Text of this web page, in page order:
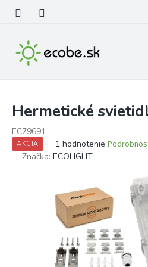
obsah
Hermetické
EC79691
AKCIA
Priemerné
hodnotenie
z
5
hviezdičiek.
1 hodnotenie
Značka: ECOLIGHT